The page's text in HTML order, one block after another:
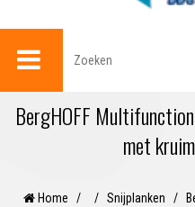
BergHOFF
met
Home / / Snijplanken /